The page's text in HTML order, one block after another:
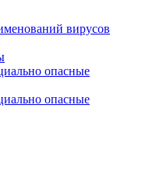
вирусов
опасные
опасные